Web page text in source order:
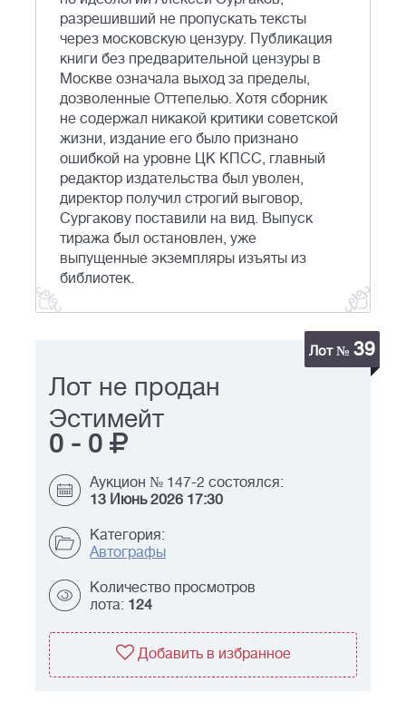
разрешивший не пропускать тексты
через московскую цензуру. Публикация
книги без предварительной цензуры в
Москве означала выход за пределы,
дозволенные Оттепелью. Хотя сборник
не содержал никакой критики советской
жизни, издание его было признано
ошибкой на уровне ЦК КПСС, главный
редактор издательства был уволен,
директор получил строгий выговор,
Сургакову поставили на вид. Выпуск
тиража был остановлен, уже
выпущенные экземпляры изъяты из
библиотек.
Лот № 39
Лот не продан
Эстимейт
0 - 0
Аукцион № 147-2 состоялся:
13 Июнь 2026 17:30
Категория:
Автографы
Количество просмотров
лота: 124
Добавить в избранное